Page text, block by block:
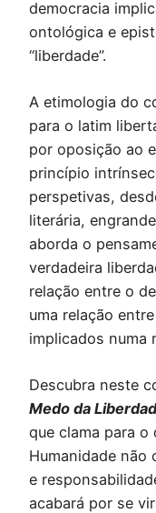
democracia
ontológica e
“liberdade”.
A etimologia do
para o latim
por oposição ao
princípio
perspetivas,
literária,
aborda o
verdadeira
relação entre o
uma relação
implicados numa
Descubra neste
Medo da
que clama para o
Humanidade não
e
acabará por se